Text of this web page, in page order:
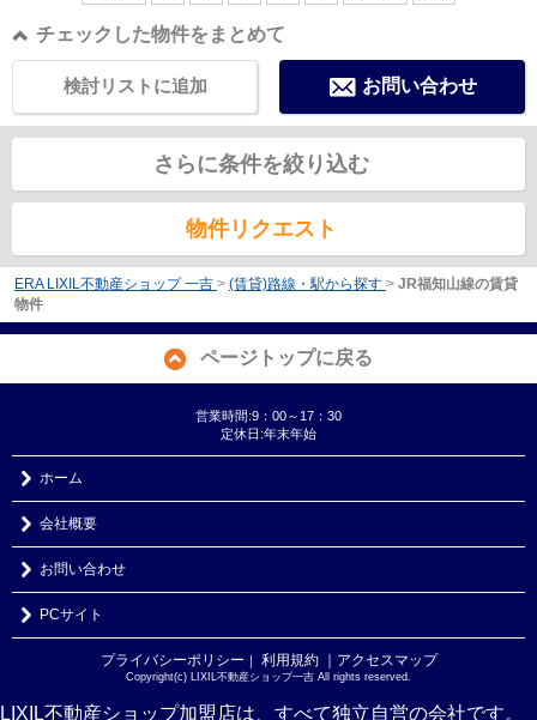
チェックした物件をまとめて
お問い合わせ
検討リストに追加
さらに条件を絞り込む
物件リクエスト
ERA LIXIL不動産ショップ 一吉 > (賃貸)路線・駅から探す > JR福知山線の賃貸
物件
ページトップに戻る
営業時間:9：00～17：30
定休日:年末年始
ホーム
会社概要
お問い合わせ
PCサイト
プライバシーポリシー ｜ 利用規約 ｜アクセスマップ
Copyright(c) LIXIL不動産ショップ一吉 All rights reserved.
LIXIL不動産ショップ加盟店は、すべて独立自営の会社です。